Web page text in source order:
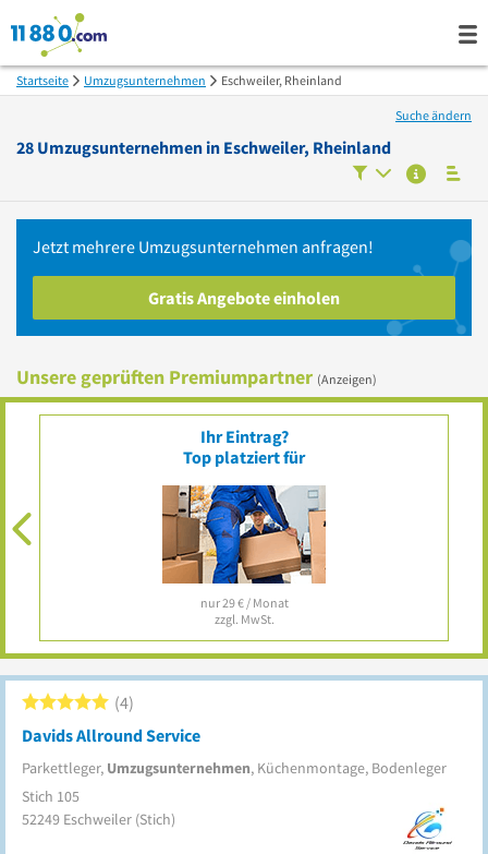
Startseite Umzugsunternehmen Eschweiler, Rheinland
28 Umzugsunternehmen in Eschweiler, Rheinland
Suche ändern
Jetzt mehrere Umzugsunternehmen anfragen!
Gratis Angebote einholen
Unsere geprüften Premiumpartner (Anzeigen)
Ihr Eintrag?
Top platziert für
nur 29 € / Monat
zzgl. MwSt.
Davids Allround Service
Parkettleger, Umzugsunternehmen, Küchenmontage, Bodenleger
4
Stich 105
52249 Eschweiler (Stich)